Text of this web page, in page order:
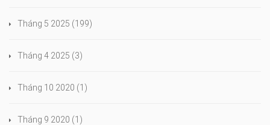
Tháng 5 2025 (199)
Tháng 4 2025 (3)
Tháng 10 2020 (1)
Tháng 9 2020 (1)